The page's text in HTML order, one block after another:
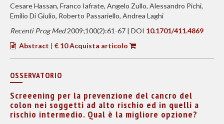
Cesare Hassan, Franco Iafrate, Angelo Zullo, Alessandro Pichi,
Emilio Di Giulio, Roberto Passariello, Andrea Laghi
Recenti Prog Med2009;100(2):61-67 | DOI 10.1701/411.4869
Abstract | € 10 Acquista articolo
OSSERVATORIO
Screeening per la prevenzione del cancro del
colon nei soggetti ad alto rischio ed in quelli a
rischio intermedio. Qual è la migliore opzione?